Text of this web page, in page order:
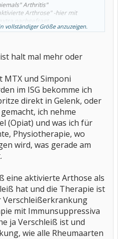
Arthritis"
Arthrose" -hier mit
nachgefragt
vollständiger Größe anzuzeigen.
halt mal mehr oder
MTX und Simponi
im ISG bekomme ich
direkt in Gelenk, oder
ich nehme
(Opiat) und was ich für
Physiotherapie, wo
wird, was gerade am
eine aktivierte Arthose als
hat und die Therapie ist
Verschleißerkrankung
mit Immunsuppressiva
ja Verschleiß ist und
wie alle Rheumaarten